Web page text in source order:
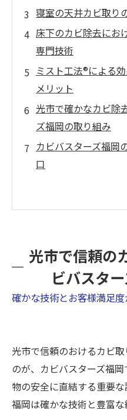
寝室の天井カビ取り
床下のカビ除去にお
専門技術
ミスト工法®による
メリット
光市で確かなカビ除
ズ福岡の取り組み
カビバスターズ福岡
口
光市で信頼の
ビバスタ
確かな技術とお客様満足
光市で信頼のおけるカビ
のが、カビバスターズ福
物の安全に直結する重要
福岡は確かな技術と豊富な